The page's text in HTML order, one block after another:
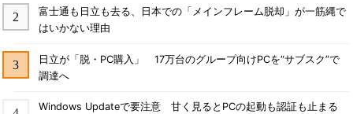
富士通も日立も去る、日本での「メインフレーム脱却」が一筋縄で
はいかない理由
日立が「脱・PC購入」 17万台のグループ向けPCを“サブスク”で
調達へ
Windows Updateで要注意 甘く見るとPCの起動も認証も止まる